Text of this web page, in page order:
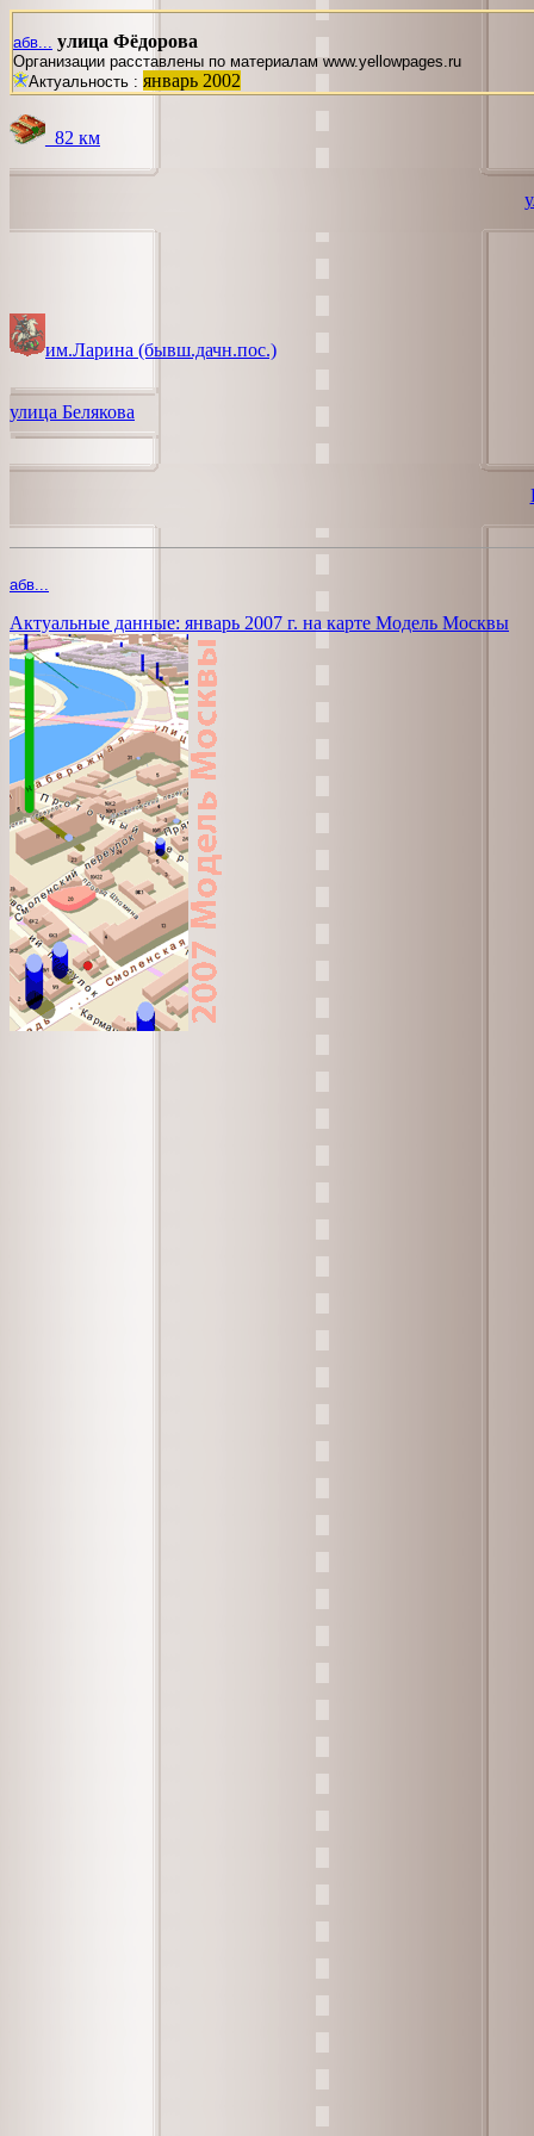
абв... улица Фёдорова
Организации расставлены по материалам www.yellowpages.ru
Актуальность : январь 2002
_82 км
им.Ларина (бывш.дачн.пос.)
улица Белякова
абв...
Актуальные данные: январь 2007 г. на карте Модель Москвы